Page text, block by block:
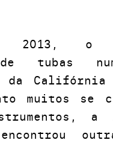
o
de tubas
da
muitos se
a